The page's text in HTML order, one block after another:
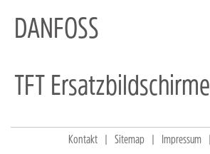
DANFOSS
TFT Ersatzbildschirme
Kontakt Sitemap Impressum